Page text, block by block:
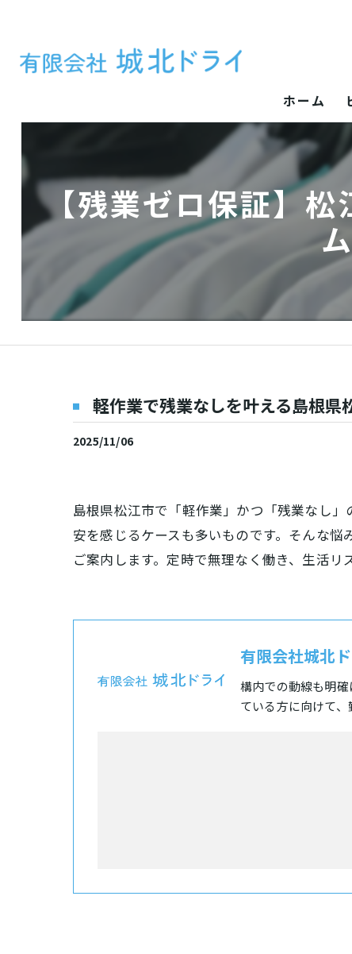
ホーム
【残業ゼロ保証】松
軽作業で残業なしを叶える島根県
2025/11/06
島根県松江市で「軽作業」かつ「残業なし
安を感じるケースも多いものです。そんな
ご案内します。定時で無理なく働き、生活リ
有限会社城北
構内での動線も明
ている方に向けて